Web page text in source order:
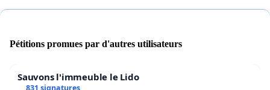
Pétitions promues par d'autres utilisateurs
Sauvons l'immeuble le Lido